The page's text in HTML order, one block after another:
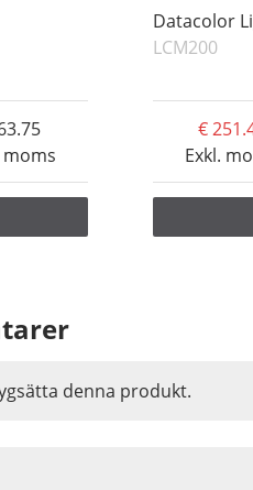
moms
Datacolor
LCM200
Exkl.
denna produkt.